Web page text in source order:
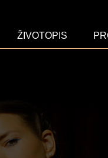
ŽIVOTOPIS